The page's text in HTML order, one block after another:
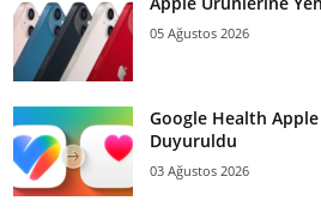
05 Ağustos 2026
Google Health
Duyuruldu
03 Ağustos 2026